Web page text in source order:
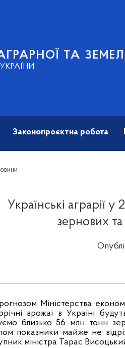
ТА
Законопроєктна робота
Українські аграрії
зернових
Міністерства
врожаї в Україні
близько 56 млн тонн
показники майже не
міністра Тарас